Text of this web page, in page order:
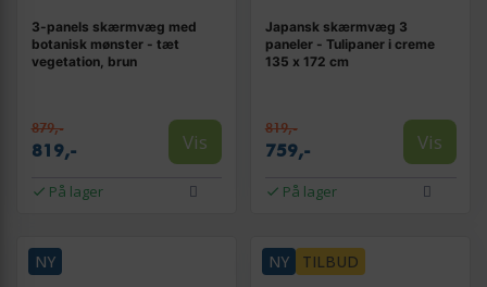
3-panels skærmvæg med
botanisk mønster - tæt
vegetation, brun
879,-
819,- Vis
På lager
Japansk skærmvæg 3
paneler - Tulipaner i creme
135 x 172 cm
819,-
759,- Vis
På lager
NY NY TILBUD